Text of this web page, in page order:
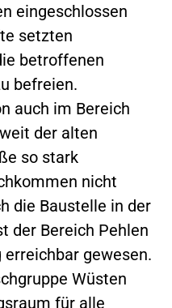
eingeschlossen
setzten
betroffenen
befreien.
auch im Bereich
der alten
so stark
nicht
die Baustelle in der
der Bereich Pehlen
gewesen.
Wüsten
für alle